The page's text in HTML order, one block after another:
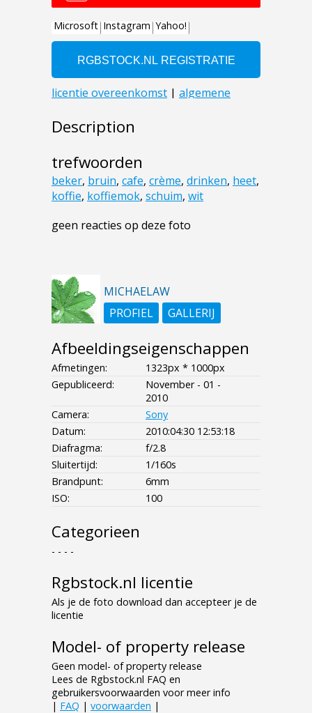
Description
trefwoorden
beker, bruin, cafe, crème, drinken, heet,
koffie, koffiemok, schuim, wit
geen reacties op deze foto
MICHAELAW
PROFIEL
GALLERIJ
Afbeeldingseigenschappen
Afmetingen:
1323px * 1000px
Gepubliceerd:
November - 01 -
2010
Camera:
Sony
Datum:
2010:04:30 12:53:18
Diafragma:
f/2.8
Sluitertijd:
1/160s
Brandpunt:
6mm
ISO:
100
Categorieen
- - - -
Rgbstock.nl licentie
Als je de foto download dan accepteer je de
licentie
Model- of property release
Geen model- of property release
Lees de Rgbstock.nl FAQ en
gebruikersvoorwaarden voor meer info
| FAQ | voorwaarden |